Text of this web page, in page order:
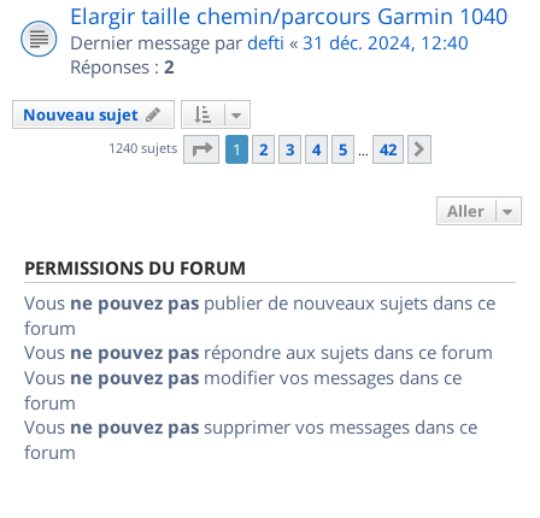
Elargir taille chemin/parcours Garmin 1040
Dernier message par defti « 31 déc. 2024, 12:40
Réponses : 2
Nouveau sujet
1240 sujets Page 1sur
1 2 3 4 5 … 42
Aller
PERMISSIONS DU FORUM
Vous ne pouvez pas publier de nouveaux sujets dans ce
forum
Vous ne pouvez pas répondre aux sujets dans ce forum
Vous ne pouvez pas modifier vos messages dans ce
forum
Vous ne pouvez pas supprimer vos messages dans ce
forum